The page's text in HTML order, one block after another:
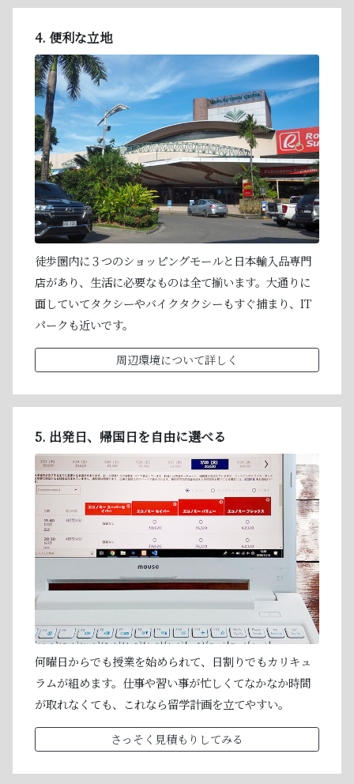
4. 便利な立地
徒歩圏内に３つのショッピングモールと日本輸入品専門
店があり、生活に必要なものは全て揃います。大通りに
面していてタクシーやバイクタクシーもすぐ捕まり、IT
パークも近いです。
周辺環境について詳しく
5. 出発日、帰国日を自由に選べる
何曜日からでも授業を始められて、日割りでもカリキュ
ラムが組めます。仕事や習い事が忙しくてなかなか時間
が取れなくても、これなら留学計画を立てやすい。
さっそく見積もりしてみる